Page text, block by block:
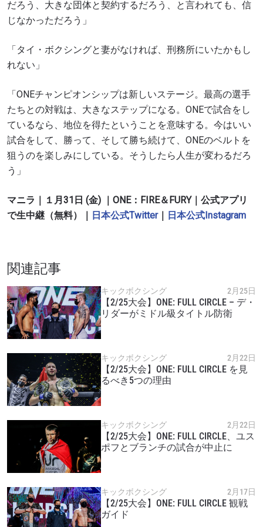
だろう、大きな団体と契約するだろう、と言われても、信
じなかっただろう」
「タイ・ボクシングと妻がなければ、刑務所にいたかもし
れない」
「ONEチャンピオンシップは新しいステージ。最高の選手
たちとの対戦は、大きなステップになる。ONEで試合をし
ているなら、地位を得たということを意味する。今はいい
試合をして、勝って、そして勝ち続けて、ONEのベルトを
狙うのを楽しみにしている。そうしたら人生が変わるだろ
う」
マニラ｜１月31日 (金) ｜ONE：FIRE＆FURY｜公式アプリ
で生中継（無料）｜
日本公式Twitter｜ 日本公式Instagram
関連記事
キックボクシング 2月25日
【2/25大会】ONE: FULL CIRCLE – デ・
リダーがミドル級タイトル防衛
キックボクシング 2月22日
【2/25大会】ONE: FULL CIRCLE を見
るべき5つの理由
キックボクシング 2月22日
【2/25大会】ONE: FULL CIRCLE、ユス
ポフとブランチの試合が中止に
キックボクシング 2月17日
【2/25大会】ONE: FULL CIRCLE 観戦
ガイド
対戦相手
ハイライトを見る
最新情報をゲット
Eメール
購読
このフォームを送信することにより、お客様は当
社のプライバシーポリシー
使用および開示に同意したことになります。お客
様は、いつでも配信を停止することができます。